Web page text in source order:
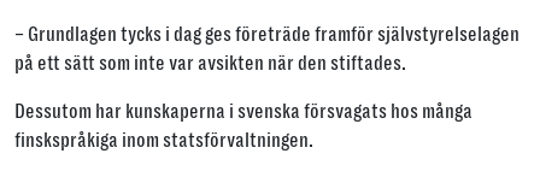
– Grundlagen tycks i dag ges företräde framför självstyrelselagen
på ett sätt som inte var avsikten när den stiftades.
Dessutom har kunskaperna i svenska försvagats hos många
finskspråkiga inom statsförvaltningen.